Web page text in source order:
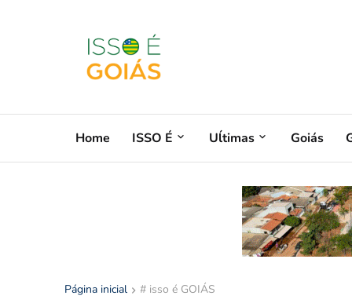
Home ISSO É Uĺtimas Goiás
Página inicial # isso é GOIÁS